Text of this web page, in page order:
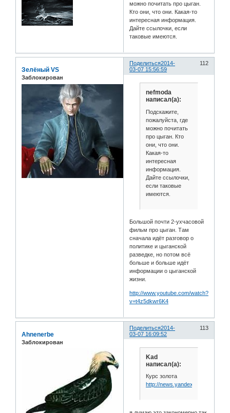
можно почитать про цыган.
Кто они, что они. Какая-то
интересная информация.
Дайте ссылочки, если
таковые имеются.
Поделиться 112
2014-
03-07 15:56:59
Зелёный VS
Заблокирован
nefmoda
написал(а):
Подскажите,
пожалуйста, где
можно почитать
про цыган. Кто
они, что они.
Какая-то
интересная
информация.
Дайте ссылочки,
если таковые
имеются.
Большой почти 2-ухчасовой
фильм про цыган. Там
сначала идёт разговор о
политике и цыганской
разведке, но потом всё
больше и больше идёт
информации о цыганской
жизни.
http://www.youtube.com/watch?
v=t4z5dkwr6K4
Поделиться 113
2014-
03-07 16:09:52
Ahnenerbe
Заблокирован
Kad
написал(а):
Курс золота
http://news.yandex.ru/quotes/